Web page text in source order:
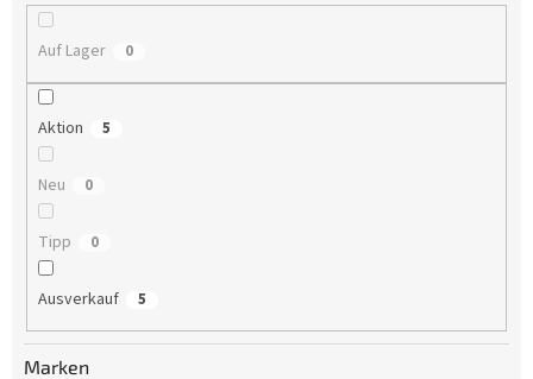
Auf Lager 0
Aktion 5
Neu 0
Tipp 0
Ausverkauf 5
Marken